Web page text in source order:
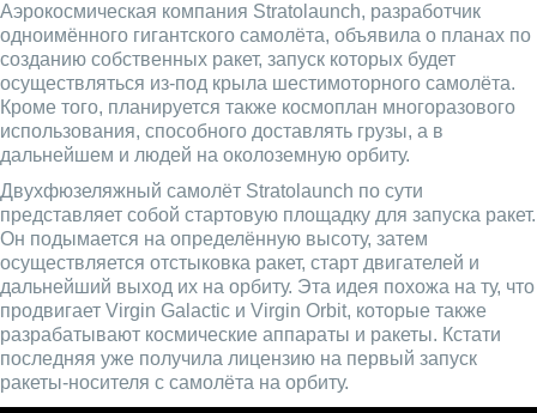
Аэрокосмическая компания Stratolaunch, разработчик
одноимённого гигантского самолёта, объявила о планах по
созданию собственных ракет, запуск которых будет
осуществляться из-под крыла шестимоторного самолёта.
Кроме того, планируется также космоплан многоразового
использования, способного доставлять грузы, а в
дальнейшем и людей на околоземную орбиту.
Двухфюзеляжный самолёт Stratolaunch по сути
представляет собой стартовую площадку для запуска ракет.
Он подымается на определённую высоту, затем
осуществляется отстыковка ракет, старт двигателей и
дальнейший выход их на орбиту. Эта идея похожа на ту, что
продвигает Virgin Galactic и Virgin Orbit, которые также
разрабатывают космические аппараты и ракеты. Кстати
последняя уже получила лицензию на первый запуск
ракеты-носителя с самолёта на орбиту.